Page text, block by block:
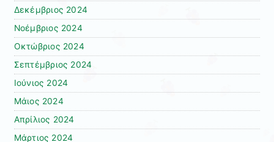
Δεκέμβριος 2024
Νοέμβριος 2024
Οκτώβριος 2024
Σεπτέμβριος 2024
Ιούνιος 2024
Μάιος 2024
Απρίλιος 2024
Μάρτιος 2024